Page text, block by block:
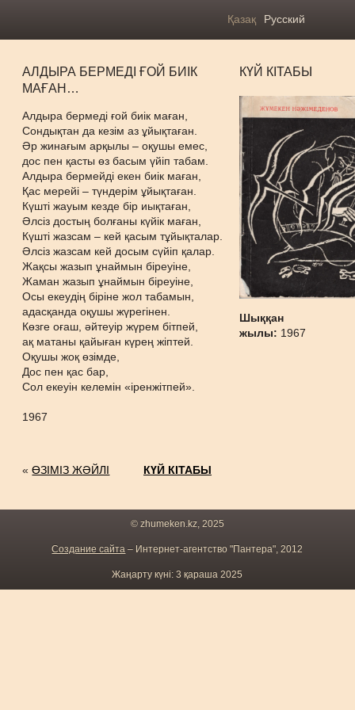
Қазақ Русский
АЛДЫРА БЕРМЕДІ ҒОЙ БИІК
МАҒАН…
Алдыра бермеді ғой биік маған,
Сондықтан да кезім аз ұйықтаған.
Әр жинағым арқылы – оқушы емес,
дос пен қасты өз басым үйіп табам.
Алдыра бермейді екен биік маған,
Қас мерейі – түндерім ұйықтаған.
Күшті жауым кезде бір иықтаған,
Әлсіз достың болғаны күйік маған,
Күшті жазсам – кей қасым тұйықталар.
Әлсіз жазсам кей досым сүйіп қалар.
Жақсы жазып ұнаймын біреуіне,
Жаман жазып ұнаймын біреуіне,
Осы екеудің біріне жол табамын,
адасқанда оқушы жүрегінен.
Көзге оғаш, әйтеуір жүрем бітпей,
ақ матаны қайыған күрең жіптей.
Оқушы жоқ өзімде,
Дос пен қас бар,
Сол екеуін келемін «іренжітпей».
1967
КҮЙ КІТАБЫ
Шыққан
жылы: 1967
«ӨЗІМІЗ ЖӘЙЛІ КҮЙ КІТАБЫ
© zhumeken.kz, 2025
Создание сайта – Интернет-агентство "Пантера", 2012
Жаңарту күні: 3 қараша 2025